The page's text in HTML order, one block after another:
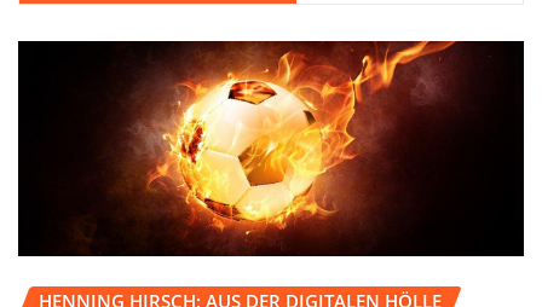
HENNING HIRSCH: AUS DER DIGITALEN HÖLLE